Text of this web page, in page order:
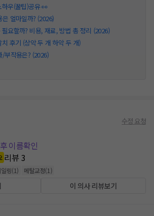
우(꿀팁)공유 👀
얼마일까? (2026)
요할까? 비용, 재료, 방법 총 정리 (2026)
후기 (상악 두 개 하악 두 개)
부작용은? (2026)
수정 요청
이름확인
리뷰3
링(1) 메탈교정(1 )
이 의사 리뷰보기